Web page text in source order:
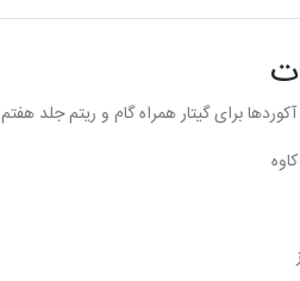
برای گیتار همراه گام و ریتم جلد هفتم